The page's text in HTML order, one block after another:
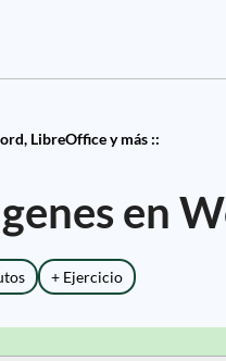
LibreOffice y más ::
en
+ Ejercicio